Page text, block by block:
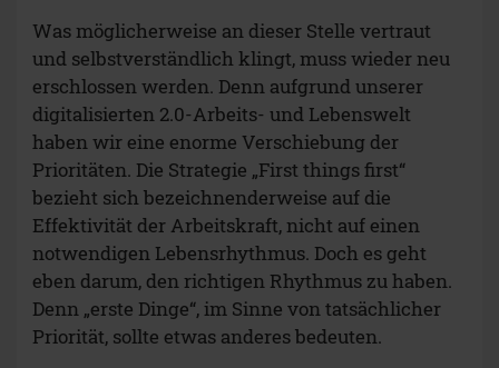
Was möglicherweise an dieser Stelle vertraut
und selbstverständlich klingt, muss wieder neu
erschlossen werden. Denn aufgrund unserer
digitalisierten 2.0-Arbeits- und Lebenswelt
haben wir eine enorme Verschiebung der
Prioritäten. Die Strategie „First things first“
bezieht sich bezeichnenderweise auf die
Effektivität der Arbeitskraft, nicht auf einen
notwendigen Lebensrhythmus. Doch es geht
eben darum, den richtigen Rhythmus zu haben.
Denn „erste Dinge“, im Sinne von tatsächlicher
Priorität, sollte etwas anderes bedeuten.